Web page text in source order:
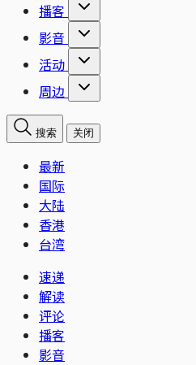
播客
影音
活动
周边
搜索 关闭
最新
国际
大陆
香港
台湾
速递
解读
评论
播客
影音